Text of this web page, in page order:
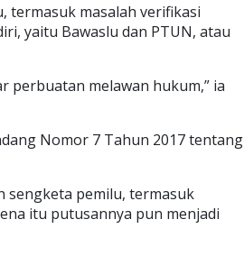
termasuk masalah verifikasi
yaitu Bawaslu dan PTUN, atau
perbuatan melawan hukum,” ia
Nomor 7 Tahun 2017 tentang
sengketa pemilu, termasuk
itu putusannya pun menjadi